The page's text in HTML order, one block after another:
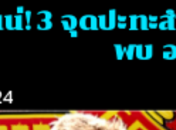
น่! 3 จุดปะท
พบ